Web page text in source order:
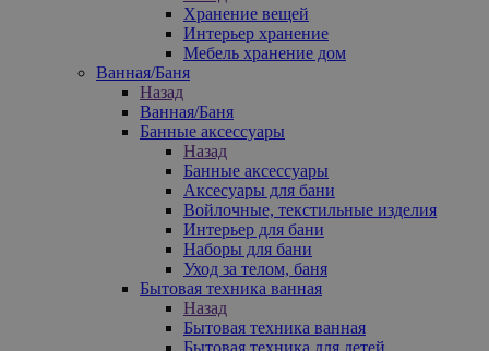
Хранение вещей
Интерьер хранение
Мебель хранение дом
Ванная/Баня
Назад
Ванная/Баня
Банные аксессуары
Назад
Банные аксессуары
Аксесуары для бани
Войлочные, текстильные изделия
Интерьер для бани
Наборы для бани
Уход за телом, баня
Бытовая техника ванная
Назад
Бытовая техника ванная
Бытовая техника для детей